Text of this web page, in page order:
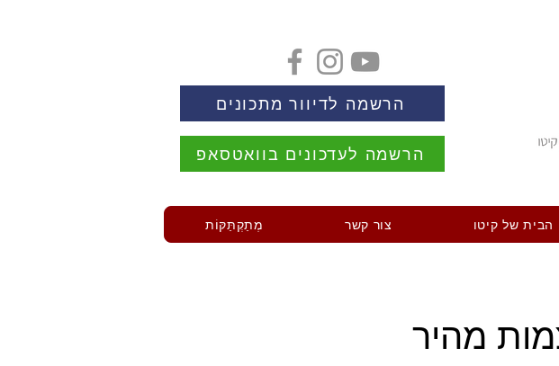
הרשמה לדיוור מתכונים
הרשמה לעדכונים בוואטסאפ
הבית של קיטו צור קשר מְתַקְתַּקּוֹת
מהיר